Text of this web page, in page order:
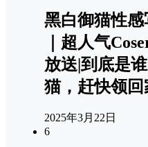
黑白御猫性
｜超人气
放送|到底是
猫，赶快领回
2025年3月22日
6